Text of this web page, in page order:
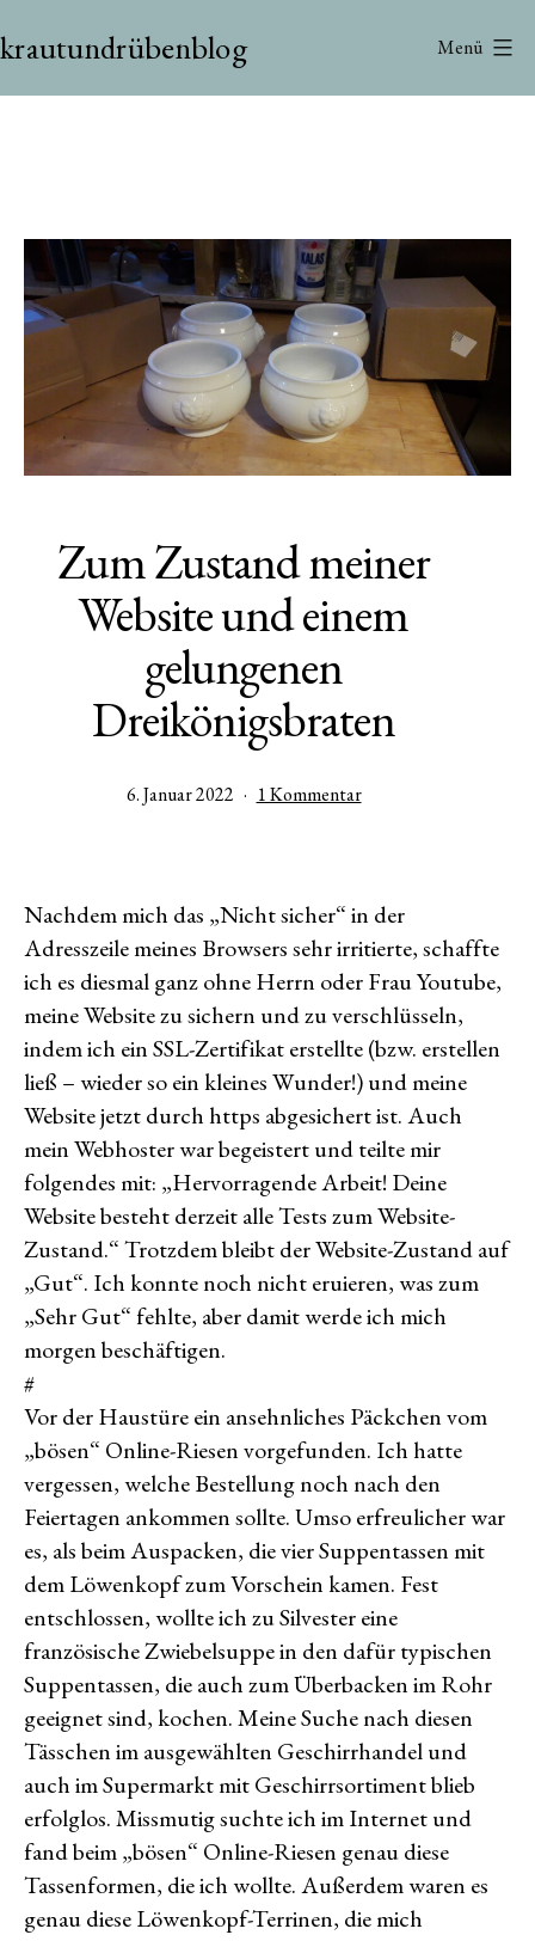
Inhalt
krautundrübenblog Menü
Zum Zustand meiner
Website und einem
gelungenen
Dreikönigsbraten
Veröffentlicht
6. Januar 2022 1 Kommentarzu
und
einem
gelungenen
Dreikönigsbraten
Nachdem mich das „Nicht sicher“ in der
Adresszeile meines Browsers sehr irritierte, schaffte
ich es diesmal ganz ohne Herrn oder Frau Youtube,
meine Website zu sichern und zu verschlüsseln,
indem ich ein SSL-Zertifikat erstellte (bzw. erstellen
ließ – wieder so ein kleines Wunder!) und meine
Website jetzt durch https abgesichert ist. Auch
mein Webhoster war begeistert und teilte mir
folgendes mit: „Hervorragende Arbeit! Deine
Website besteht derzeit alle Tests zum Website-
Zustand.“ Trotzdem bleibt der Website-Zustand auf
„Gut“. Ich konnte noch nicht eruieren, was zum
„Sehr Gut“ fehlte, aber damit werde ich mich
morgen beschäftigen.
#
Vor der Haustüre ein ansehnliches Päckchen vom
„bösen“ Online-Riesen vorgefunden. Ich hatte
vergessen, welche Bestellung noch nach den
Feiertagen ankommen sollte. Umso erfreulicher war
es, als beim Auspacken, die vier Suppentassen mit
dem Löwenkopf zum Vorschein kamen. Fest
entschlossen, wollte ich zu Silvester eine
französische Zwiebelsuppe in den dafür typischen
Suppentassen, die auch zum Überbacken im Rohr
geeignet sind, kochen. Meine Suche nach diesen
Tässchen im ausgewählten Geschirrhandel und
auch im Supermarkt mit Geschirrsortiment blieb
erfolglos. Missmutig suchte ich im Internet und
fand beim „bösen“ Online-Riesen genau diese
Tassenformen, die ich wollte. Außerdem waren es
genau diese Löwenkopf-Terrinen, die mich